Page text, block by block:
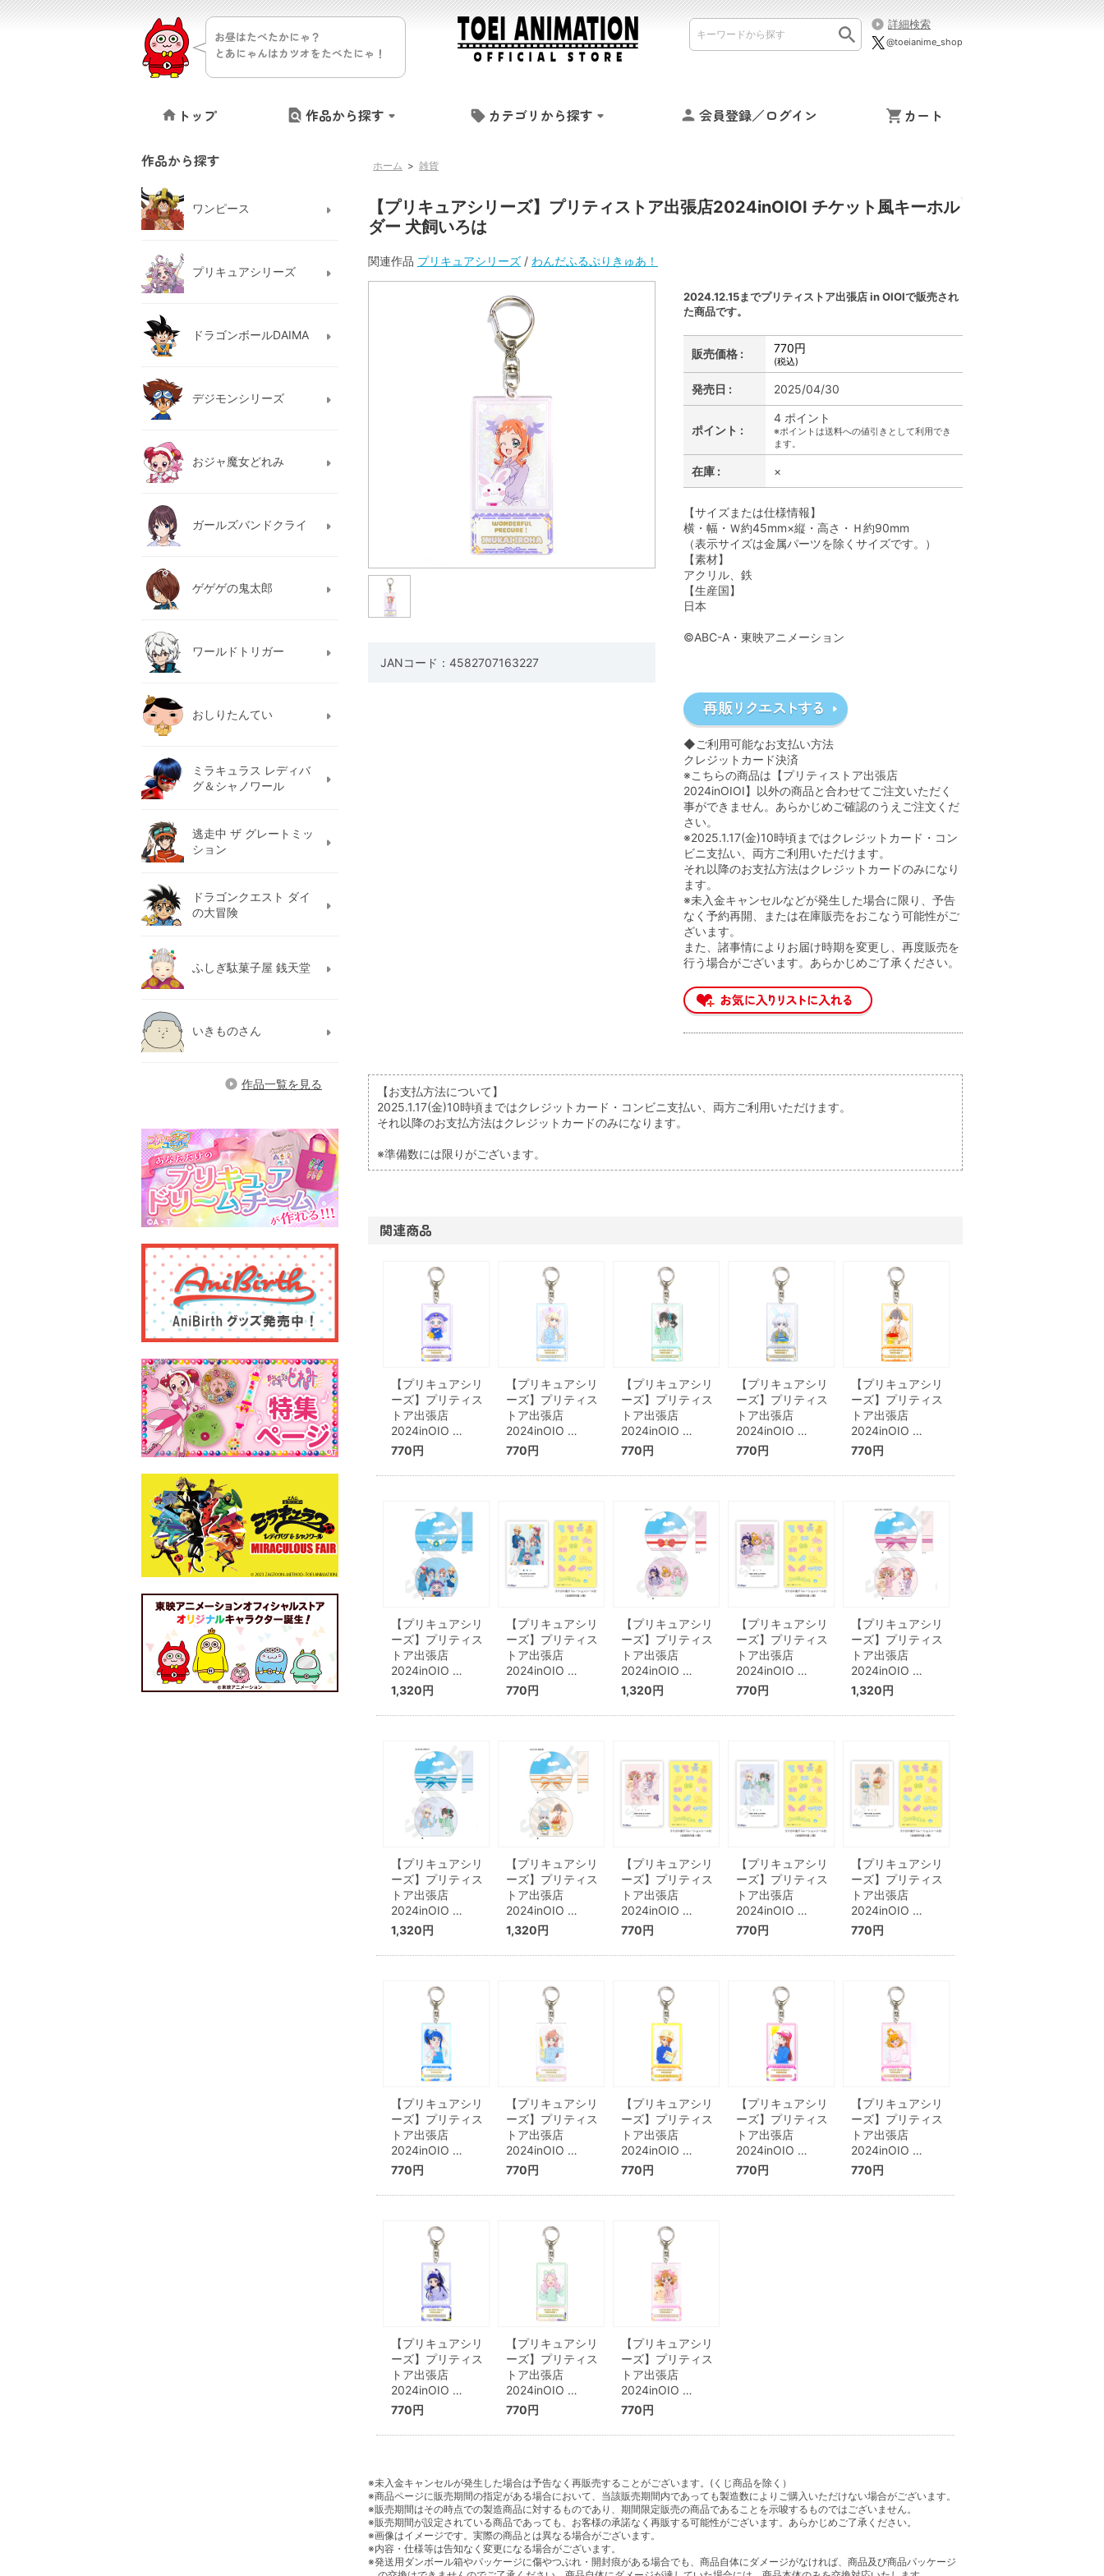
お昼はたべたかにゃ？
とあにゃんはカツオをたべたにゃ！
詳細検索
@toeianime_shop
トップ 作品から探す カテゴリから探す 会員登録／ログイン カート
ホーム > 雑貨
【プリキュアシリーズ】プリティストア出張店2024inOIOI チケット風キーホル
ダー 犬飼いろは
関連作品 プリキュアシリーズ / わんだふるぷりきゅあ！
JANコード：4582707163227
2024.12.15までプリティストア出張店 in OIOIで販売され
た商品です。
販売価格 : 770円
(税込)
発売日 : 2025/04/30
ポイント :
4 ポイント
※ポイントは送料への値引きとして利用でき
ます。
在庫 : ×
【サイズまたは仕様情報】
横・幅・Ｗ約45mm×縦・高さ・Ｈ約90mm
（表示サイズは金属パーツを除くサイズです。）
【素材】
アクリル、鉄
【生産国】
日本
©ABC-A・東映アニメーション
◆ご利用可能なお支払い方法
クレジットカード決済
※こちらの商品は【プリティストア出張店
2024inOIOI】以外の商品と合わせてご注文いただく
事ができません。あらかじめご確認のうえご注文くだ
さい。
※2025.1.17(金)10時頃まではクレジットカード・コン
ビニ支払い、両方ご利用いただけます。
それ以降のお支払方法はクレジットカードのみになり
ます。
※未入金キャンセルなどが発生した場合に限り、予告
なく予約再開、または在庫販売をおこなう可能性がご
ざいます。
また、諸事情によりお届け時期を変更し、再度販売を
行う場合がございます。あらかじめご了承ください。
【お支払方法について】
2025.1.17(金)10時頃まではクレジットカード・コンビニ支払い、両方ご利用いただけます。
それ以降のお支払方法はクレジットカードのみになります。
※準備数には限りがございます。
関連商品
【プリキュアシリ
ーズ】プリティス
トア出張店
2024inOIO …
770円
【プリキュアシリ
ーズ】プリティス
トア出張店
2024inOIO …
770円
【プリキュアシリ
ーズ】プリティス
トア出張店
2024inOIO …
770円
【プリキュアシリ
ーズ】プリティス
トア出張店
2024inOIO …
770円
【プリキュアシリ
ーズ】プリティス
トア出張店
2024inOIO …
770円
【プリキュアシリ
ーズ】プリティス
トア出張店
2024inOIO …
1,320円
【プリキュアシリ
ーズ】プリティス
トア出張店
2024inOIO …
770円
【プリキュアシリ
ーズ】プリティス
トア出張店
2024inOIO …
1,320円
【プリキュアシリ
ーズ】プリティス
トア出張店
2024inOIO …
770円
【プリキュアシリ
ーズ】プリティス
トア出張店
2024inOIO …
1,320円
【プリキュアシリ
ーズ】プリティス
トア出張店
2024inOIO …
1,320円
【プリキュアシリ
ーズ】プリティス
トア出張店
2024inOIO …
1,320円
【プリキュアシリ
ーズ】プリティス
トア出張店
2024inOIO …
770円
【プリキュアシリ
ーズ】プリティス
トア出張店
2024inOIO …
770円
【プリキュアシリ
ーズ】プリティス
トア出張店
2024inOIO …
770円
【プリキュアシリ
ーズ】プリティス
トア出張店
2024inOIO …
770円
【プリキュアシリ
ーズ】プリティス
トア出張店
2024inOIO …
770円
【プリキュアシリ
ーズ】プリティス
トア出張店
2024inOIO …
770円
【プリキュアシリ
ーズ】プリティス
トア出張店
2024inOIO …
770円
【プリキュアシリ
ーズ】プリティス
トア出張店
2024inOIO …
770円
【プリキュアシリ
ーズ】プリティス
トア出張店
2024inOIO …
770円
【プリキュアシリ
ーズ】プリティス
トア出張店
2024inOIO …
770円
【プリキュアシリ
ーズ】プリティス
トア出張店
2024inOIO …
770円
※未入金キャンセルが発生した場合は予告なく再販売することがございます。(くじ商品を除く）
※商品ページに販売期間の指定がある場合において、当該販売期間内であっても製造数によりご購入いただけない場合がございます。
※販売期間はその時点での製造商品に対するものであり、期間限定販売の商品であることを示唆するものではございません。
※販売期間が設定されている商品であっても、お客様の承諾なく再販する可能性がございます。あらかじめご了承ください。
※画像はイメージです。実際の商品とは異なる場合がございます。
※内容・仕様等は告知なく変更になる場合がございます。
※発送用ダンボール箱やパッケージに傷やつぶれ・開封痕がある場合でも、商品自体にダメージがなければ、商品及び商品パッケージ
作品から探す
ワンピース
プリキュアシリーズ
ドラゴンボールDAIMA
デジモンシリーズ
おジャ魔女どれみ
ガールズバンドクライ
ゲゲゲの鬼太郎
ワールドトリガー
おしりたんてい
ミラキュラス レディバ
グ＆シャノワール
逃走中 ザ グレートミッ
ション
ドラゴンクエスト ダイ
の大冒険
ふしぎ駄菓子屋 銭天堂
いきものさん
作品一覧を見る